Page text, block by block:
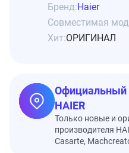
Бренд:Haier
Совместимая
Хит:ОРИГИНАЛ
Официальный
HAIER
Только новые и
производителя
Casarte,